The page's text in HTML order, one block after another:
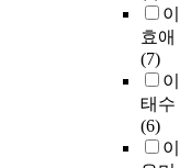
이
효애
(7)
이
태수
(6)
이